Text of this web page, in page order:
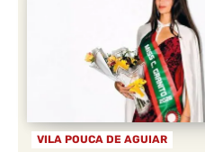
VILA POUCA DE AGUIAR